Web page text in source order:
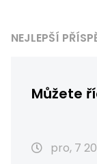
NEJLEPŠÍ
Můžete
pro, 7